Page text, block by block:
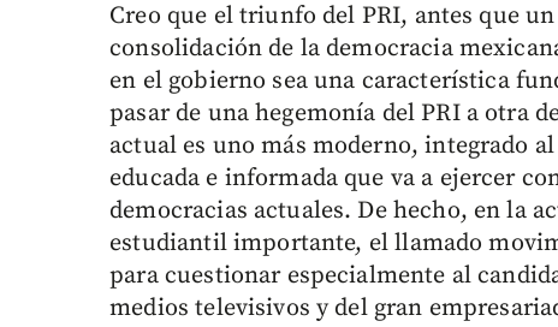
Creo que el triunfo del PRI, antes que
consolidación de la democracia
en el gobierno sea una característica
pasar de una hegemonía del PRI a otra
actual es uno más moderno, integrado
educada e informada que va a ejercer
democracias actuales. De hecho, en la
estudiantil importante, el llamado
para cuestionar especialmente al
medios televisivos y del gran